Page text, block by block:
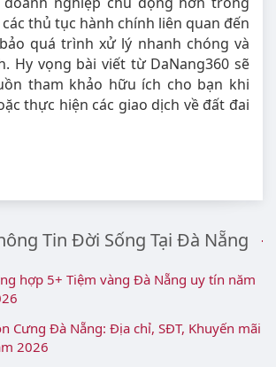
thủ tục hành chính liên quan đến
quá trình xử lý nhanh chóng và
Hy vọng bài viết từ DaNang360 sẽ
tham khảo hữu ích cho bạn khi
thực hiện các giao dịch về đất đai
Tin Đời Sống Tại Đà Nẵng
hợp 5+ Tiệm vàng Đà Nẵng uy tín năm
Cưng Đà Nẵng: Địa chỉ, SĐT, Khuyến mãi
2026